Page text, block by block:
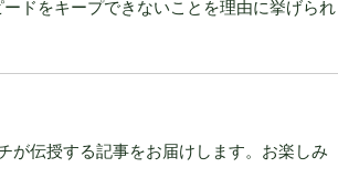
ドをキープできないことを理由に挙げられ
が伝授する記事をお届けします。お楽しみ